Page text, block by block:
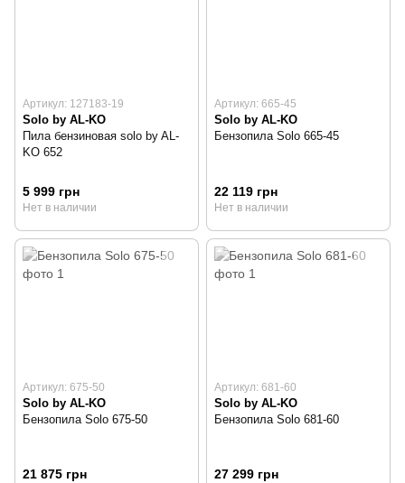
Артикул: 127183-19
Solo by AL-KO
Пила бензиновая solo by AL-
KO 652
5 999 грн
Нет в наличии
Артикул: 665-45
Solo by AL-KO
Бензопила Solo 665-45
22 119 грн
Нет в наличии
Артикул: 675-50
Solo by AL-KO
Бензопила Solo 675-50
21 875 грн
Артикул: 681-60
Solo by AL-KO
Бензопила Solo 681-60
27 299 грн